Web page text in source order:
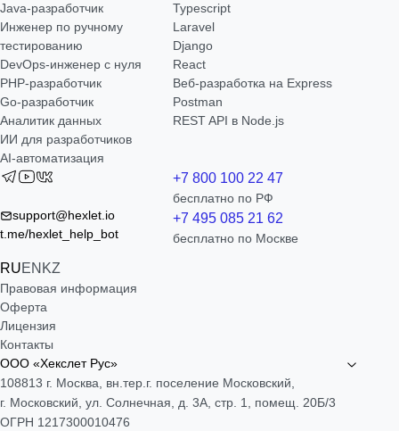
Java-разработчик
Инженер по ручному
тестированию
DevOps-инженер с нуля
РНР-разработчик
Go-разработчик
Аналитик данных
ИИ для разработчиков
AI-автоматизация
Typescript
Laravel
Django
React
Веб-разработка на Express
Postman
REST API в Node.js
support@hexlet.io
t.me/hexlet_help_bot
RUEN KZ
+7 800 100 22 47
бесплатно по РФ
+7 495 085 21 62
бесплатно по Москве
Правовая информация
Оферта
Лицензия
Контакты
ООО «Хекслет Рус»
108813 г. Москва, вн.тер.г. поселение Московский,
г. Московский, ул. Солнечная, д. 3А, стр. 1, помещ. 20Б/3
ОГРН 1217300010476